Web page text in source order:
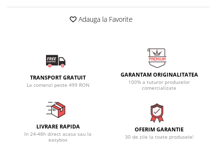
Adauga la Favorite
TRANSPORT GRATUIT
La comenzi peste 499 RON
GARANTAM ORIGINALITATEA
100% a tuturor produselor
comercializate
LIVRARE RAPIDA
In 24-48h direct acasa sau la
easybox
OFERIM GARANTIE
30 de zile la toate produsele!